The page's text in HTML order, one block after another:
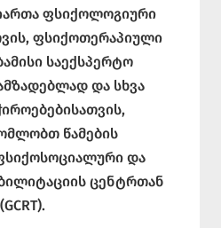
ფსიქოლოგიური
ფსიქოთერაპიული
საექსპერტო
და სხვა
წამების
და
ცენტრთან
(GCRT).